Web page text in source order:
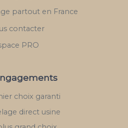
partout en France
contacter
PRO
choix garanti
direct usine